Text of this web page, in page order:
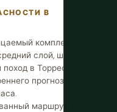
В
комплект
слой, шляпу
в Торрес-
прогноза —
маршрут в